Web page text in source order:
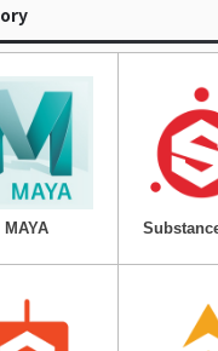
MAYA